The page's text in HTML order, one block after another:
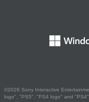
©2026 Sony Interactive
logo", "PS5", "PS4 logo" and